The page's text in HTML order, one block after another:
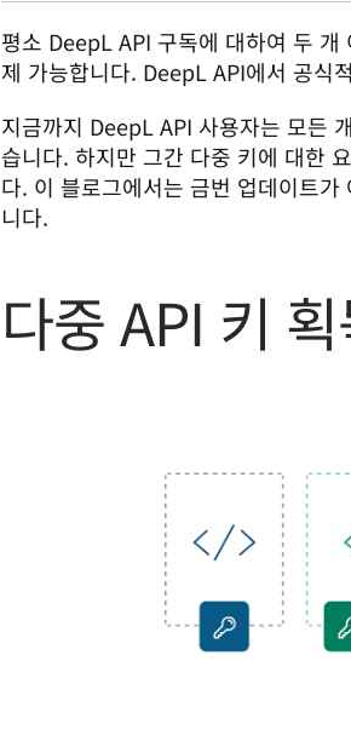
평소 DeepL API 구독에 대하여 두 개
제 가능합니다. DeepL API에서 공식
지금까지 DeepL API 사용자는 모든
습니다. 하지만 그간 다중 키에 대한
다. 이 블로그에서는 금번 업데이트
다중 API 키